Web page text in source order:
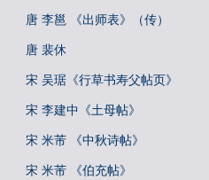
唐 李邕 《出师表》（传）
唐 裴休
宋 吴琚《行草书寿父帖页》
宋 李建中《土母帖》
宋 米芾 《中秋诗帖》
宋 米芾 《伯充帖》